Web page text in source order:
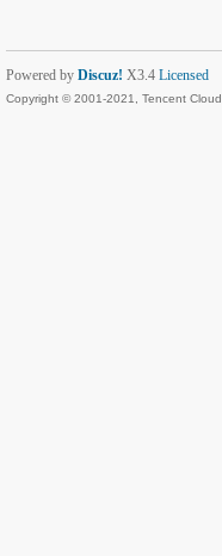
Powered by Discuz! X3.4 Licensed
Copyright © 2001-2021, Tencent Cloud.